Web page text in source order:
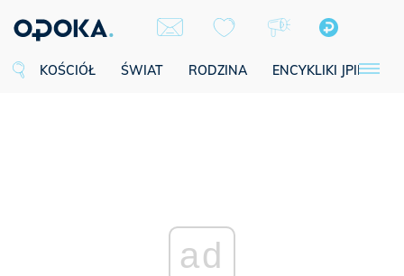
KOŚCIÓŁ ŚWIAT RODZINA ENCYKLIKI JPII
ad